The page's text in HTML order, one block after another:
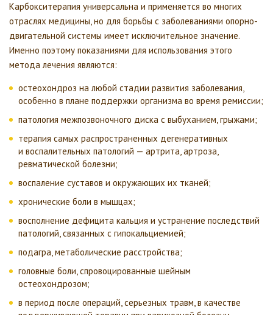
Карбокситерапия универсальна и применяется во многих
отраслях медицины, но для борьбы с заболеваниями опорно-
двигательной системы имеет исключительное значение.
Именно поэтому показаниями для использования этого
метода лечения являются:
остеохондроз на любой стадии развития заболевания,
особенно в плане поддержки организма во время ремиссии;
патология межпозвоночного диска с выбуханием, грыжами;
терапия самых распространенных дегенеративных
и воспалительных патологий — артрита, артроза,
ревматической болезни;
воспаление суставов и окружающих их тканей;
хронические боли в мышцах;
восполнение дефицита кальция и устранение последствий
патологий, связанных с гипокальциемией;
подагра, метаболические расстройства;
головные боли, спровоцированные шейным
остеохондрозом;
в период после операций, серьезных травм, в качестве